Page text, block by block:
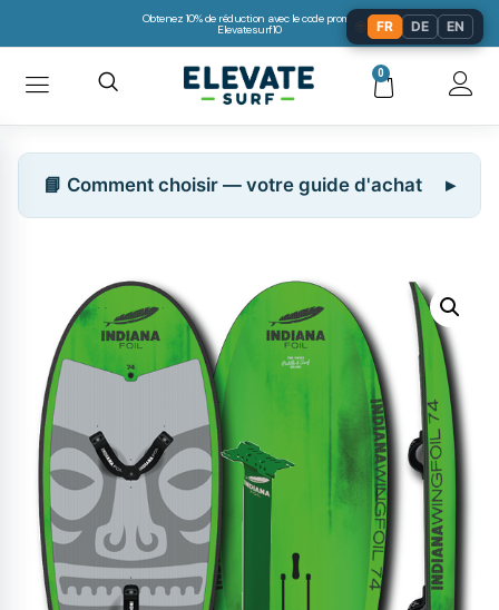
Obtenez 10% de réduction avec le code promo:
Elevatesurf10
0
📘 Comment choisir — votre guide d'achat
FR DE EN